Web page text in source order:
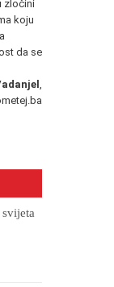
zločini
koju
da se